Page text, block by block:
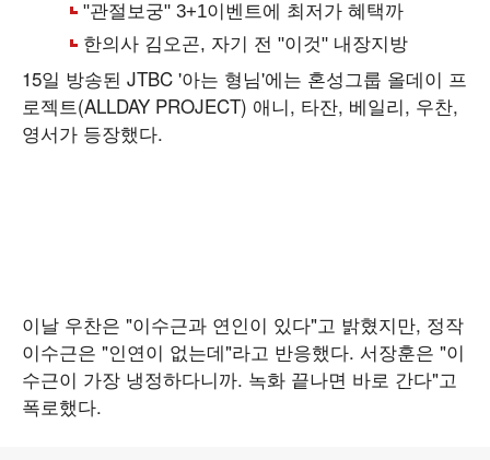
15일 방송된 JTBC '아는 형님'에는 혼성그룹 올데이 프
로젝트(ALLDAY PROJECT) 애니, 타잔, 베일리, 우찬,
영서가 등장했다.
이날 우찬은 "이수근과 연인이 있다"고 밝혔지만, 정작
이수근은 "인연이 없는데"라고 반응했다. 서장훈은 "이
수근이 가장 냉정하다니까. 녹화 끝나면 바로 간다"고
폭로했다.